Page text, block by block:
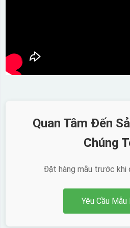
Quan Tâm Đến
Chúng
Đặt hàng mẫu trước khi
Yêu Cầu Mẫu